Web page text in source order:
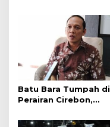
Batu Bara Tumpah di
Perairan Cirebon,
Hijau